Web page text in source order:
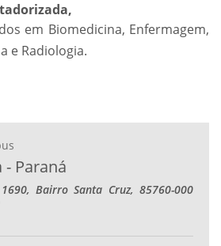
em Biomedicina, Enfermagem,
e Radiologia.
- Paraná
Bairro Santa Cruz, 85760-000